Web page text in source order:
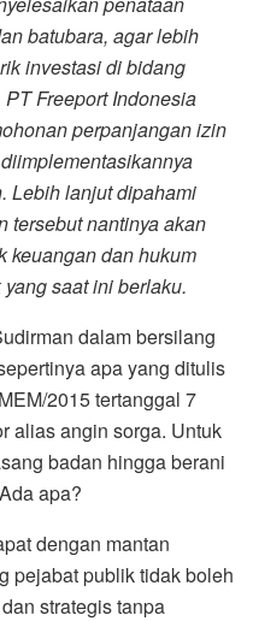
batubara, agar lebih
investasi di bidang
Freeport Indonesia
perpanjangan izin
Lebih lanjut dipahami
tersebut nantinya akan
keuangan dan hukum
saat ini berlaku.
dalam bersilang
apa yang ditulis
2015 tertanggal 7
alias angin sorga. Untuk
badan hingga berani
apa?
dengan mantan
pejabat publik tidak boleh
strategis tanpa